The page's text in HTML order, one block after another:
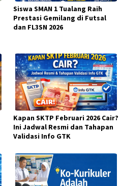
Siswa SMAN 1 Tualang Raih
Prestasi Gemilang di Futsal
dan FL3SN 2026
Kapan SKTP Februari 2026 Cair?
Ini Jadwal Resmi dan Tahapan
Validasi Info GTK